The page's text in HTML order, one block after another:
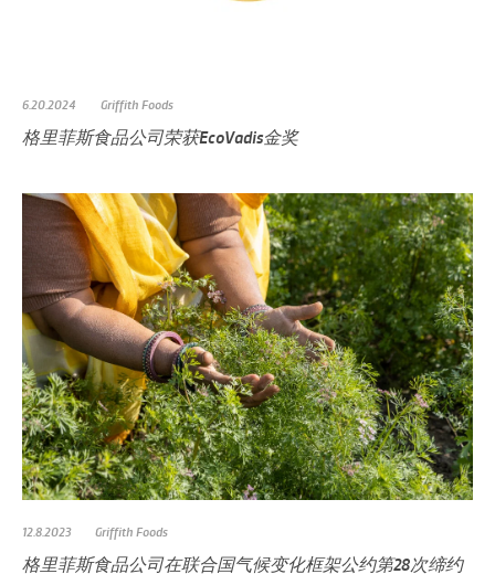
6.20.2024 Griffith Foods
格里菲斯食品公司荣获EcoVadis金奖
12.8.2023 Griffith Foods
格里菲斯食品公司在联合国气候变化框架公约第28次缔约